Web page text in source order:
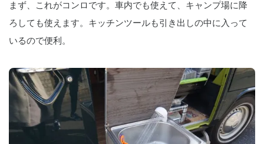
まず、これがコンロです。車内でも使えて、キャンプ場に降
ろしても使えます。キッチンツールも引き出しの中に入って
いるので便利。